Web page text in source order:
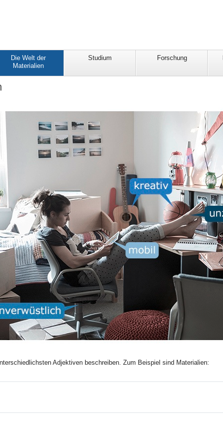
Die Welt der
Materialien
Studium Forschung
Adjektiven beschreiben. Zum Beispiel sind Materialien: